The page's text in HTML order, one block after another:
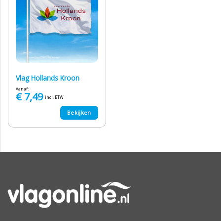
Vlag Hollands Kroon
Vanaf:
€7,49 incl. BTW
Bekijken